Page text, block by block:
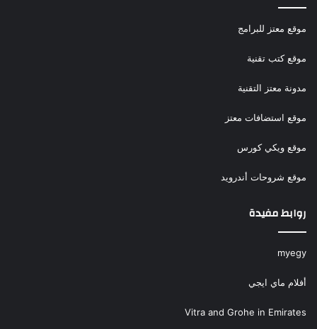
موقع معتز للبرامج
موقع كتب تقنية
مدونة معتز التقنية
موقع استضافات معتز
موقع ويكي كورس
موقع شروحات أندرويد
روابط مفيدة
myegy
أفلام ماي ايجي
Vitra and Grohe in Emirates